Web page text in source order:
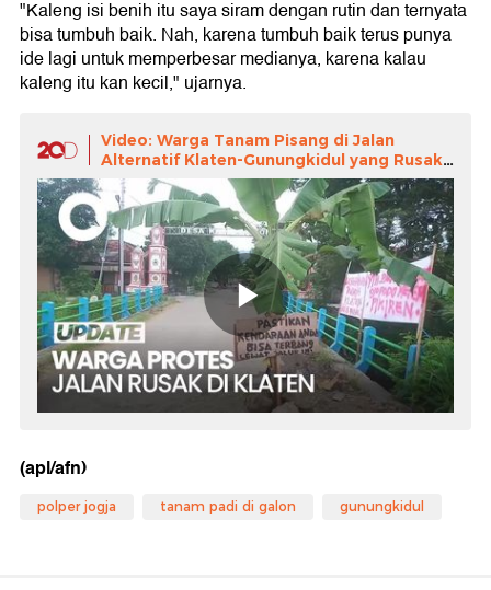
"Kaleng isi benih itu saya siram dengan rutin dan ternyata
bisa tumbuh baik. Nah, karena tumbuh baik terus punya
ide lagi untuk memperbesar medianya, karena kalau
kaleng itu kan kecil," ujarnya.
Video: Warga Tanam Pisang di Jalan
Alternatif Klaten-Gunungkidul yang Rusak
Parah
(apl/afn)
polper jogja tanam padi di galon gunungkidul